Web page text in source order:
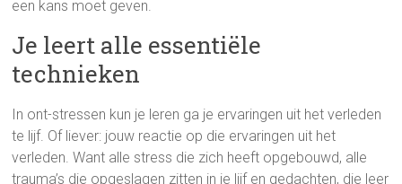
een kans moet geven.
Je leert alle essentiële
technieken
In ont-stressen kun je leren ga je ervaringen uit het verleden
te lijf. Of liever: jouw reactie op die ervaringen uit het
verleden. Want alle stress die zich heeft opgebouwd, alle
trauma’s die opgeslagen zitten in je lijf en gedachten, die leer